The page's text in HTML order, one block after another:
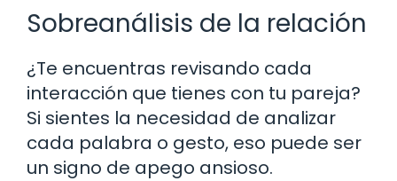
Sobreanálisis de la relación
¿Te encuentras revisando cada
interacción que tienes con tu pareja?
Si sientes la necesidad de analizar
cada palabra o gesto, eso puede ser
un signo de apego ansioso.